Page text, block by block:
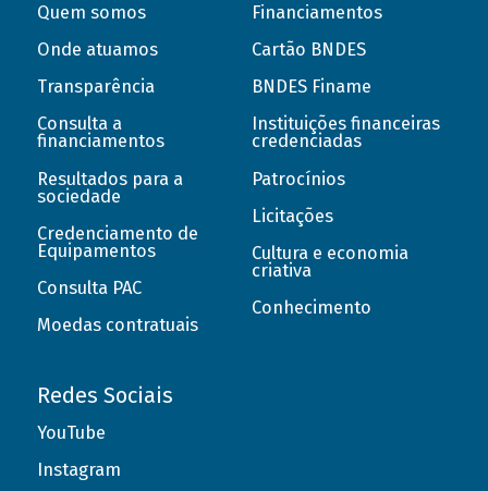
Quem somos
Onde atuamos
Transparência
Consulta a
financiamentos
Resultados para a
sociedade
Credenciamento de
Equipamentos
Consulta PAC
Moedas contratuais
Financiamentos
Cartão BNDES
BNDES Finame
Instituições financeiras
credenciadas
Patrocínios
Licitações
Cultura e economia
criativa
Conhecimento
Redes Sociais
YouTube
Instagram